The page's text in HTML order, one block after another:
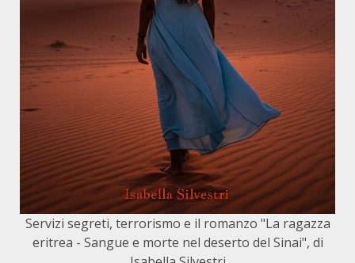
Servizi segreti, terrorismo e il romanzo "La ragazza
eritrea - Sangue e morte nel deserto del Sinai", di